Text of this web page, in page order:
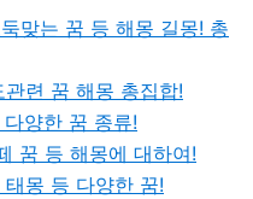
맞는 꿈 등 해몽 길몽! 총
련 꿈 해몽 총집합!
양한 꿈 종류!
꿈 등 해몽에 대하여!
몽 등 다양한 꿈!